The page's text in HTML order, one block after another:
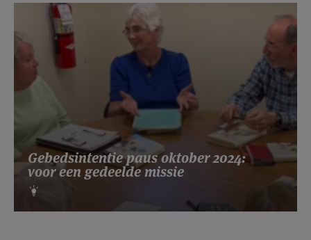
Gebedsintentie paus oktober 2024:
voor een gedeelde missie